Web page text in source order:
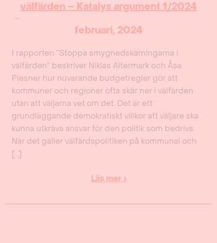
välfärden – Katalys argument 1/2024
februari, 2024
I rapporten ”Stoppa smygnedskärningarna i
välfärden” beskriver Niklas Altermark och Åsa
Plesner hur nuvarande budgetregler gör att
kommuner och regioner ofta skär ner i välfärden
utan att väljarna vet om det. Det är ett
grundläggande demokratiskt villkor att väljare ska
kunna utkräva ansvar för den politik som bedrivs.
När det gäller välfärdspolitiken på kommunal och
[…]
Läs mer ›